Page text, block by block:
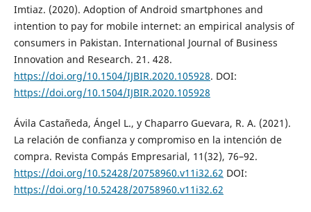
Imtiaz. (2020). Adoption of Android smartphones and
intention to pay for mobile internet: an empirical analysis of
consumers in Pakistan. International Journal of Business
Innovation and Research. 21. 428.
https://doi.org/10.1504/IJBIR.2020.105928. DOI:
https://doi.org/10.1504/IJBIR.2020.105928
Ávila Castañeda, Ángel L., y Chaparro Guevara, R. A. (2021).
La relación de confianza y compromiso en la intención de
compra. Revista Compás Empresarial, 11(32), 76–92.
https://doi.org/10.52428/20758960.v11i32.62 DOI:
https://doi.org/10.52428/20758960.v11i32.62